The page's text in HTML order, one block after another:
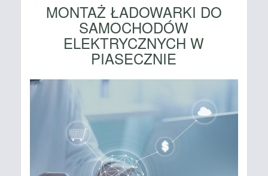
MONTAŻ ŁADOWARKI DO
SAMOCHODÓW
ELEKTRYCZNYCH W
PIASECZNIE